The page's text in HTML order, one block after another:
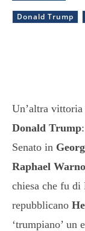
Donald Trump
Un’altra vittoria
Donald Trump
Senato in
Raphael
chiesa che fu
repubblicano
‘trumpiano’ un